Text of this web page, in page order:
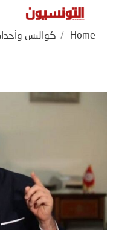
Home
/ كواليس